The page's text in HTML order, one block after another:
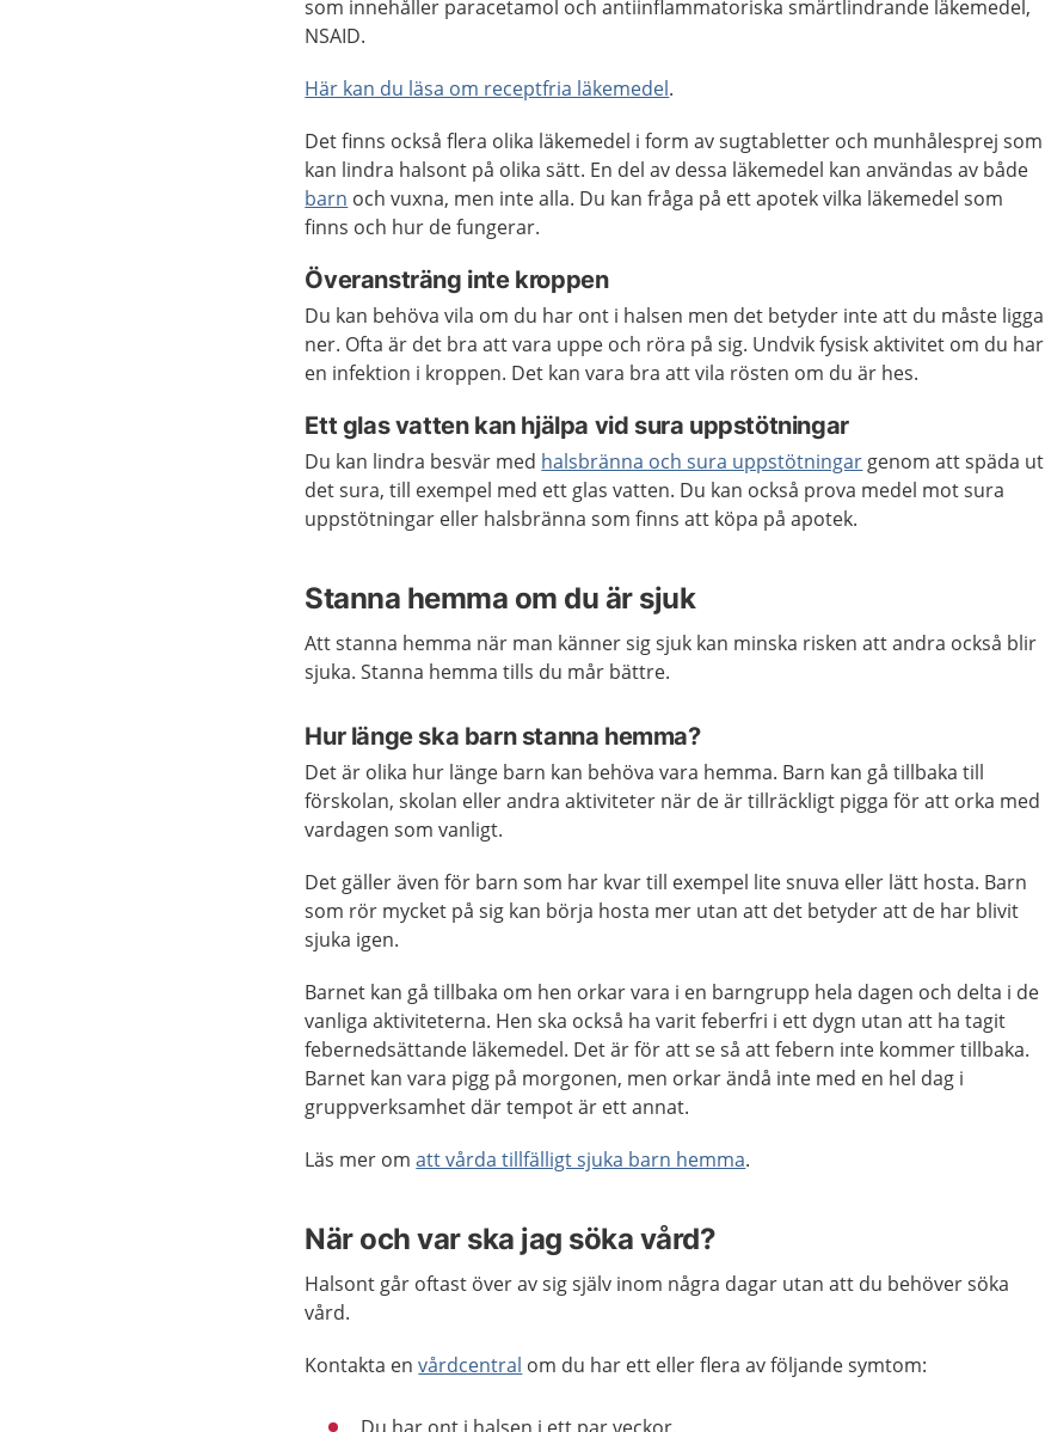
som innehåller paracetamol ochantiinflammatoriska smärtlindrande läkemedel,
NSAID.
Här kan du läsa om receptfria läkemedel.
Det finns också flera olika läkemedel i form av sugtabletter och munhålesprej som
kan lindra halsont på olika sätt. En del av dessa läkemedel kan användas av både
barn och vuxna, men inte alla. Du kan fråga på ett apotek vilka läkemedel som
finns och hur de fungerar.
Överansträng inte kroppen
Du kan behöva vila om du har ont i halsen men det betyder inte att du måste ligga
ner. Ofta är det bra att vara uppe och röra på sig. Undvik fysisk aktivitet om du har
en infektion i kroppen. Det kan vara bra att vila rösten om du är hes.
Ett glas vatten kan hjälpa vid sura uppstötningar
Du kan lindra besvär med halsbränna och sura uppstötningar genom att späda ut
det sura, till exempel med ett glas vatten. Du kan också prova medel mot sura
uppstötningar eller halsbränna som finns att köpa på apotek.
Stanna hemma om du är sjuk
Att stanna hemma när man känner sig sjuk kan minska risken att andra också blir
sjuka. Stanna hemma tills du mår bättre.
Hur länge ska barn stanna hemma?
Det är olika hur länge barn kan behöva vara hemma. Barn kan gå tillbaka till
förskolan, skolan eller andra aktiviteter när de är tillräckligt pigga för att orka med
vardagen som vanligt.
Det gäller även för barn som har kvar till exempel lite snuva eller lätt hosta. Barn
som rör mycket på sig kan börja hosta mer utan att det betyder att de har blivit
sjuka igen.
Barnet kan gå tillbaka om hen orkar vara i en barngrupp hela dagen och delta i de
vanliga aktiviteterna. Hen ska också ha varit feberfri i ett dygn utan att ha tagit
febernedsättande läkemedel. Det är för att se så att febern inte kommer tillbaka.
Barnet kan vara pigg på morgonen, men orkar ändå inte med en hel dag i
gruppverksamhet där tempot är ett annat.
Läs mer omatt vårda tillfälligt sjuka barn hemma.
När och var ska jag söka vård?
Halsont går oftast över av sig själv inom några dagar utan att du behöver söka
vård.
Kontakta envårdcentral om du har ett eller flera av följande symtom: